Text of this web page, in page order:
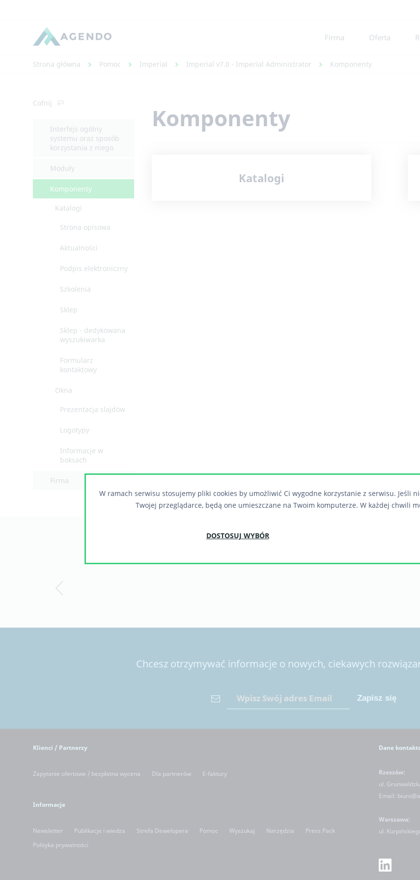
Firma Oferta
Strona główna Pomoc Imperial Imperial v7.0 - Imperial Administrator Komponenty
Cofnij
Interfejs ogólny
systemu oraz sposób
korzystania z niego
Moduły
Komponenty
Katalogi
Strona opisowa
Aktualności
Podpis elektroniczny
Szkolenia
Sklep
Sklep - dedykowana
wyszukiwarka
Formularz
kontaktowy
Okna
Prezentacja slajdów
Logotypy
Informacje w
boksach
Firma
Komponenty
Katalogi
Chcesz otrzymywać informacje o nowych, ciekawych
Klienci / Partnerzy
Zapytanie ofertowe / bezpłatna wycena Dla partnerów E-faktury
Informacje
Newsletter Publikacje i wiedza Strefa Dewelopera Pomoc Wyszukaj Narzędzia
Press Pack
Polityka prywatności
Dane
Rzeszów:
ul.
Email:
Warszawa:
ul.
W ramach serwisu stosujemy pliki cookies by umożliwić Ci wygodne korzystanie z serwisu. Jeśli
Twojej przeglądarce, będą one umieszczane na Twoim komputerze. W każdej chwili
DOSTOSUJ WYBÓR